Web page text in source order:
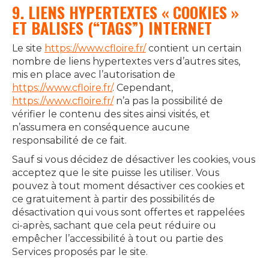
9. LIENS HYPERTEXTES « COOKIES »
ET BALISES (“TAGS”) INTERNET
Le site https://www.cfloire.fr/contient un certain
nombre de liens hypertextes vers d’autres sites,
mis en place avec l’autorisation de
https://www.cfloire.fr/. Cependant,
https://www.cfloire.fr/n’a pas la possibilité de
vérifier le contenu des sites ainsi visités, et
n’assumera en conséquence aucune
responsabilité de ce fait.
Sauf si vous décidez de désactiver les cookies, vous
acceptez que le site puisse les utiliser. Vous
pouvez à tout moment désactiver ces cookies et
ce gratuitement à partir des possibilités de
désactivation qui vous sont offertes et rappelées
ci-après, sachant que cela peut réduire ou
empêcher l’accessibilité à tout ou partie des
Services proposés par le site.